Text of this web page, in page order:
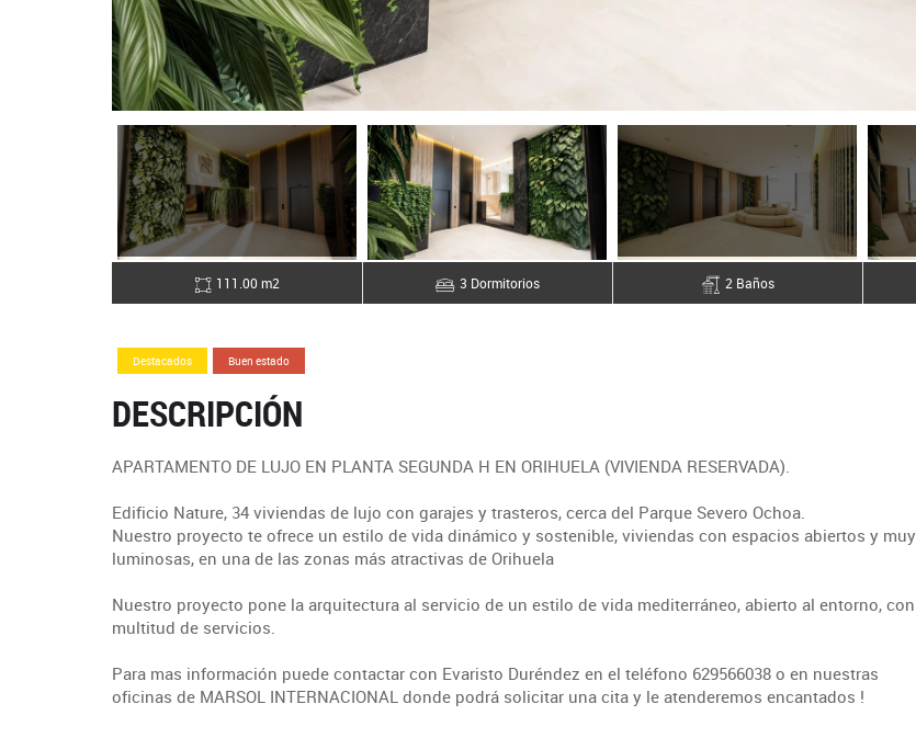
111.00 m2 3 Dormitorios 2 Baños
Destacados Buen estado
DESCRIPCIÓN
APARTAMENTO DE LUJO EN PLANTA SEGUNDA H EN ORIHUELA (VIVIENDA RESERVADA).
Edificio Nature, 34 viviendas de lujo con garajes y trasteros, cerca del Parque Severo Ochoa.
Nuestro proyecto te ofrece un estilo de vida dinámico y sostenible, viviendas con espacios abiertos y muy
luminosas, en una de las zonas más atractivas de Orihuela
Nuestro proyecto pone la arquitectura al servicio de un estilo de vida mediterráneo, abierto al entorno, con
multitud de servicios.
Para mas información puede contactar con Evaristo Duréndez en el teléfono 629566038 o en nuestras
oficinas de MARSOL INTERNACIONAL donde podrá solicitar una cita y le atenderemos encantados !